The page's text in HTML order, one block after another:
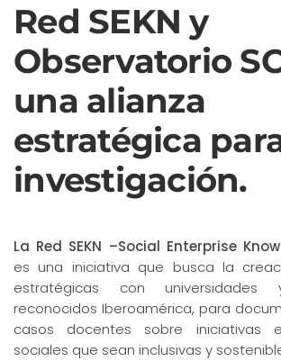
Red SEKN y
Observatorio
una alianza
estratégica
investigación.
La Red SEKN –Social Enterprise
es una iniciativa que busca la
estratégicas con universidades
reconocidos Iberoamérica, para
casos docentes sobre iniciativas
sociales que sean inclusivas y